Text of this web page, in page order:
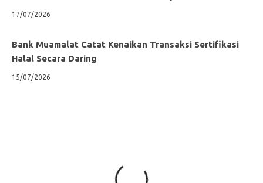
17/07/2026
Bank Muamalat Catat Kenaikan Transaksi Sertifikasi
Halal Secara Daring
15/07/2026